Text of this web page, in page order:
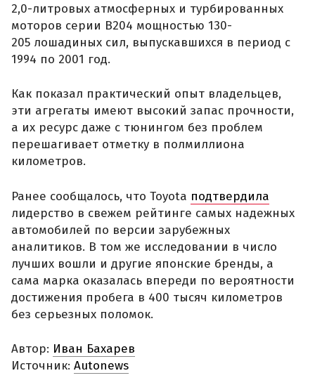
2,0-литровых атмосферных и турбированных
моторов серии B204 мощностью 130-
205 лошадиных сил, выпускавшихся в период с
1994 по 2001 год.
Как показал практический опыт владельцев,
эти агрегаты имеют высокий запас прочности,
а их ресурс даже с тюнингом без проблем
перешагивает отметку в полмиллиона
километров.
Ранее сообщалось, что Toyota подтвердила
лидерство в свежем рейтинге самых надежных
автомобилей по версии зарубежных
аналитиков. В том же исследовании в число
лучших вошли и другие японские бренды, а
сама марка оказалась впереди по вероятности
достижения пробега в 400 тысяч километров
без серьезных поломок.
Автор: Иван Бахарев
Источник: Autonews